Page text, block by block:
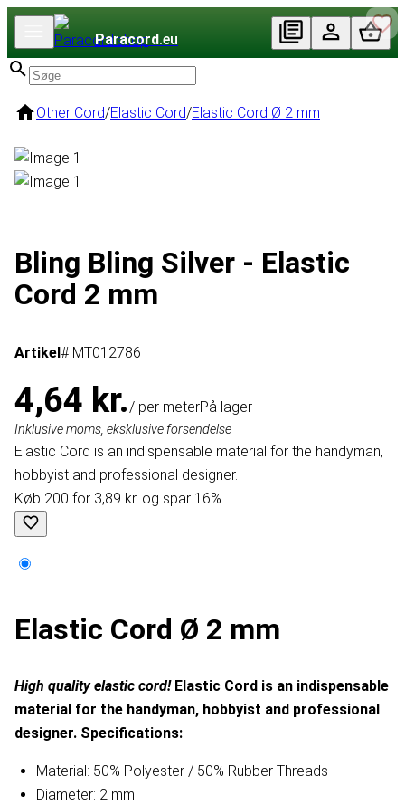
Paracord.eu
Other Cord/Elastic Cord/Elastic Cord Ø 2 mm
Bling Bling Silver - Elastic
Cord 2 mm
Artikel# MT012786
4,64 kr./ per meterPå lager
Inklusive moms, eksklusive forsendelse
Elastic Cord is an indispensable material for the handyman,
hobbyist and professional designer.
Køb 200 for 3,89 kr. og spar 16%
Elastic Cord Ø 2 mm
High quality elastic cord! Elastic Cord is an indispensable
material for the handyman, hobbyist and professional
designer. Specifications:
Material: 50% Polyester / 50% Rubber Threads
Diameter: 2 mm